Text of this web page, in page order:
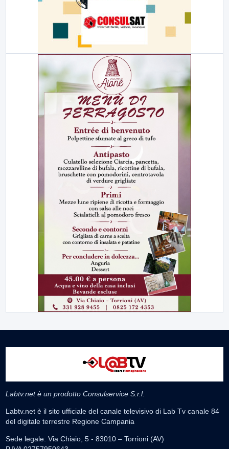
Labtv.net è un prodotto Consulservice S.r.l.
Labtv.net è il sito ufficiale del canale televisivo di Lab Tv canale 84
del digitale terrestre Regione Campania
Sede legale: Via Chiaio, 5 - 83010 – Torrioni (AV)